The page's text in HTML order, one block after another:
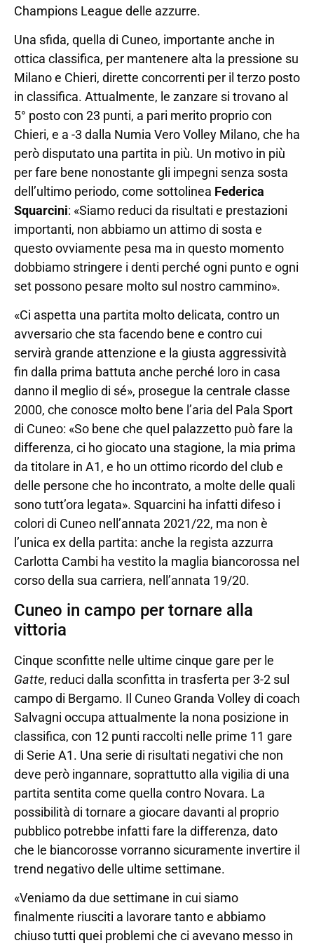
Champions League delle azzurre.
Una sfida, quella di Cuneo, importante anche in
ottica classifica, per mantenere alta la pressione su
Milano e Chieri, dirette concorrenti per il terzo posto
in classifica. Attualmente, le zanzare si trovano al
5° posto con 23 punti, a pari merito proprio con
Chieri, e a -3 dalla Numia Vero Volley Milano, che ha
però disputato una partita in più. Un motivo in più
per fare bene nonostante gli impegni senza sosta
dell’ultimo periodo, come sottolinea Federica
Squarcini: «Siamo reduci da risultati e prestazioni
importanti, non abbiamo un attimo di sosta e
questo ovviamente pesa ma in questo momento
dobbiamo stringere i denti perché ogni punto e ogni
set possono pesare molto sul nostro cammino».
«Ci aspetta una partita molto delicata, contro un
avversario che sta facendo bene e contro cui
servirà grande attenzione e la giusta aggressività
fin dalla prima battuta anche perché loro in casa
danno il meglio di sé», prosegue la centrale classe
2000, che conosce molto bene l’aria del Pala Sport
di Cuneo: «So bene che quel palazzetto può fare la
differenza, ci ho giocato una stagione, la mia prima
da titolare in A1, e ho un ottimo ricordo del club e
delle persone che ho incontrato, a molte delle quali
sono tutt’ora legata». Squarcini ha infatti difeso i
colori di Cuneo nell’annata 2021/22, ma non è
l’unica ex della partita: anche la regista azzurra
Carlotta Cambi ha vestito la maglia biancorossa nel
corso della sua carriera, nell’annata 19/20.
Cuneo in campo per tornare alla
vittoria
Cinque sconfitte nelle ultime cinque gare per le
Gatte, reduci dalla sconfitta in trasferta per 3-2 sul
campo di Bergamo. Il Cuneo Granda Volley di coach
Salvagni occupa attualmente la nona posizione in
classifica, con 12 punti raccolti nelle prime 11 gare
di Serie A1. Una serie di risultati negativi che non
deve però ingannare, soprattutto alla vigilia di una
partita sentita come quella contro Novara. La
possibilità di tornare a giocare davanti al proprio
pubblico potrebbe infatti fare la differenza, dato
che le biancorosse vorranno sicuramente invertire il
trend negativo delle ultime settimane.
«Veniamo da due settimane in cui siamo
finalmente riusciti a lavorare tanto e abbiamo
chiuso tutti quei problemi che ci avevano messo in